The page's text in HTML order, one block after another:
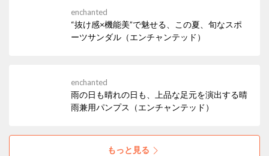
enchanted
“抜け感×機能美”で魅せる、この夏、旬なスポ
ーツサンダル（エンチャンテッド）
enchanted
雨の日も晴れの日も、上品な足元を演出する晴
雨兼用パンプス（エンチャンテッド）
もっと見る